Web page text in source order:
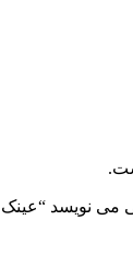
می نویسد